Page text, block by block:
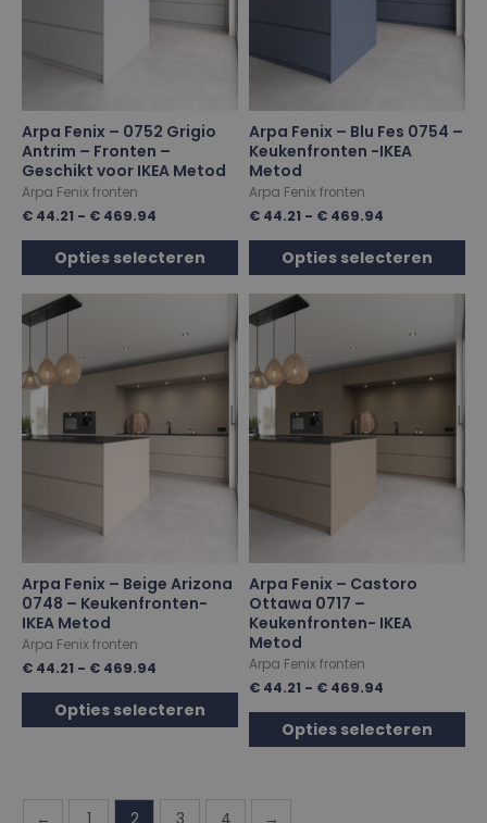
Arpa Fenix – 0752 Grigio
Antrim – Fronten –
Geschikt voor IKEA Metod
Arpa Fenix fronten
€ 44.21 - € 469.94
Opties selecteren
Arpa Fenix – Blu Fes 0754 –
Keukenfronten -IKEA
Metod
Arpa Fenix fronten
€ 44.21 - € 469.94
Opties selecteren
Arpa Fenix – Beige Arizona
0748 – Keukenfronten-
IKEA Metod
Arpa Fenix fronten
€ 44.21 - € 469.94
Opties selecteren
Arpa Fenix – Castoro
Ottawa 0717 –
Keukenfronten- IKEA
Metod
Arpa Fenix fronten
€ 44.21 - € 469.94
Opties selecteren